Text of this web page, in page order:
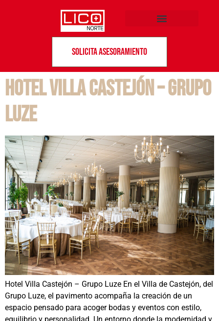
Solicita asesoramiento
Hotel Villa Castejón – Grupo
Luze
Hotel Villa Castejón – Grupo Luze En el Villa de Castejón, del
Grupo Luze, el pavimento acompaña la creación de un
espacio pensado para acoger bodas y eventos con estilo,